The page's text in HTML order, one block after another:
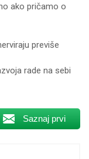
ako pričamo o
previše
rade na sebi
Saznaj prvi